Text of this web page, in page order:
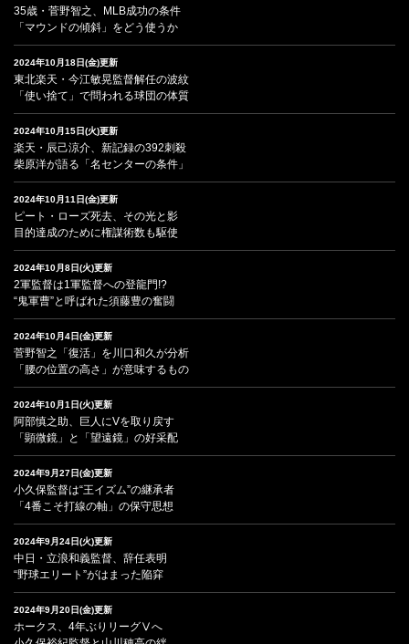
35歳・菅野智之、MLB成功の条件
「マウンドの傾斜」をどう使うか
2024年10月18日(金)更新
東北楽天・今江敏晃監督解任の波紋
「使い捨て」で問われる球団の体質
2024年10月15日(火)更新
楽天・辰己涼介、新記録の392刺殺
柴原洋が語る「名センターの条件」
2024年10月11日(金)更新
ピート・ローズ死去、その光と影
目的達成のために権謀術数も駆使
2024年10月8日(火)更新
2軍監督は1軍監督への登龍門!?
“鬼軍曹”と呼ばれた須藤豊の奮闘
2024年10月4日(金)更新
菅野智之「復活」を川口和久が分析
「腰の位置の高さ」が意味するもの
2024年10月1日(火)更新
阿部慎之助、巨人にVを取り戻す
「顕微鏡」と「望遠鏡」の好采配
2024年9月27日(金)更新
小久保監督は“王イズム”の継承者
「4番こそ打線の軸」の保守思想
2024年9月24日(火)更新
中日・立浪和義監督、辞任表明
“野球エリート”がはまった陥穽
2024年9月20日(金)更新
ホークス、4年ぶりリーグⅤへ